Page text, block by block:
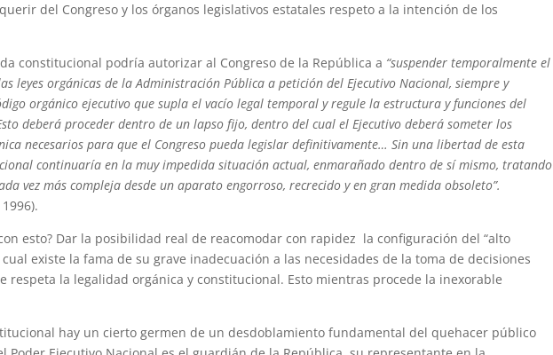
del Congreso y los órganos legislativos estatales respeto a la intención de los
constitucional podría autorizar al Congreso de la República a “suspender temporalmente el
leyes orgánicas de la Administración Pública a petición del Ejecutivo Nacional, siempre y
orgánico ejecutivo que supla el vacío legal temporal y regule la estructura y funciones del
deberá proceder dentro de un lapso fijo, dentro del cual el Ejecutivo deberá someter los
necesarios para que el Congreso pueda legislar definitivamente… Sin una libertad de esta
continuaría en la muy impedida situación actual, enmarañado dentro de sí mismo, tratando
vez más compleja desde un aparato engorroso, recrecido y en gran medida obsoleto”.
esto? Dar la posibilidad real de reacomodar con rapidez la configuración del “alto
existe la fama de su grave inadecuación a las necesidades de la toma de decisiones
respeta la legalidad orgánica y constitucional. Esto mientras procede la inexorable
hay un cierto germen de un desdoblamiento fundamental del quehacer público